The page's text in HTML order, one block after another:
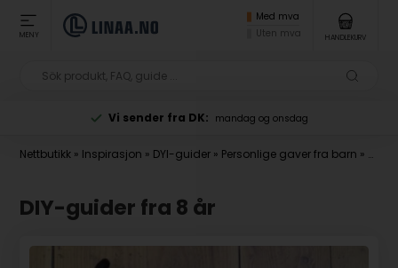
MENY
Med mva
Uten mva
HANDLEKURV
Toll er inkludert i nettbutikkens priser
Nettbutikk » Inspirasjon » DYI-guider » Personlige gaver fra barn » DIY-
DIY-guider fra 8 år